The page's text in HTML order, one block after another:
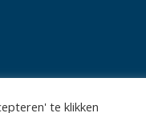
rechten voorbehouden
te klikken